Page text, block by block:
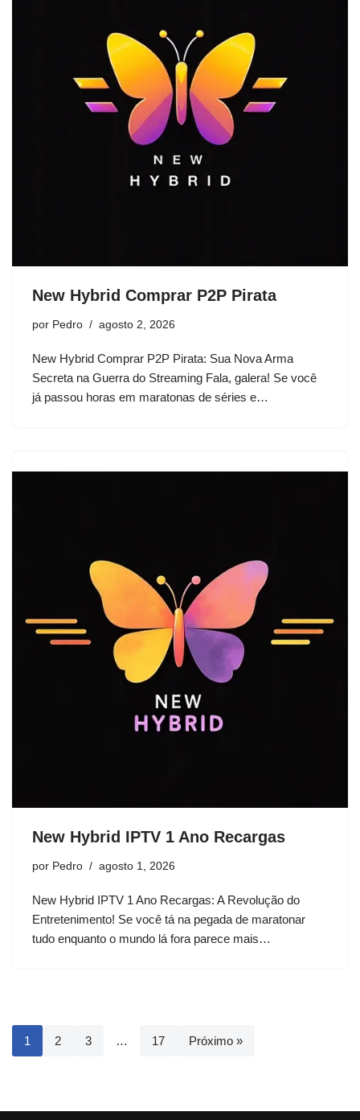
New Hybrid Comprar P2P Pirata
por Pedro agosto 2, 2026
New Hybrid Comprar P2P Pirata: Sua Nova Arma
Secreta na Guerra do Streaming Fala, galera! Se você
já passou horas em maratonas de séries e…
New Hybrid IPTV 1 Ano Recargas
por Pedro agosto 1, 2026
New Hybrid IPTV 1 Ano Recargas: A Revolução do
Entretenimento! Se você tá na pegada de maratonar
tudo enquanto o mundo lá fora parece mais…
1 2 3 … 17 Próximo »